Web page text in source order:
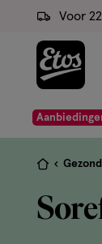
ga
de
hoofd
ga
naar
de
ga
naar
Voor
Je
hier: